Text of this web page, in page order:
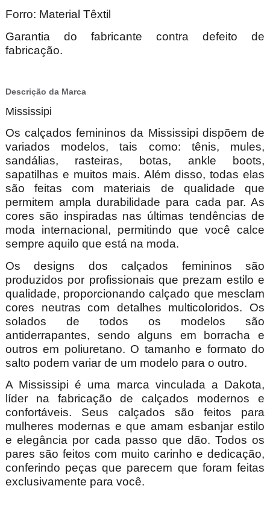
Forro: Material Têxtil
Garantia do fabricante contra defeito de
fabricação.
Descrição da Marca
Mississipi
Os calçados femininos da Mississipi dispõem de
variados modelos, tais como: tênis, mules,
sandálias, rasteiras, botas, ankle boots,
sapatilhas e muitos mais. Além disso, todas elas
são feitas com materiais de qualidade que
permitem ampla durabilidade para cada par. As
cores são inspiradas nas últimas tendências de
moda internacional, permitindo que você calce
sempre aquilo que está na moda.
Os designs dos calçados femininos são
produzidos por profissionais que prezam estilo e
qualidade, proporcionando calçado que mesclam
cores neutras com detalhes multicoloridos. Os
solados de todos os modelos são
antiderrapantes, sendo alguns em borracha e
outros em poliuretano. O tamanho e formato do
salto podem variar de um modelo para o outro.
A Mississipi é uma marca vinculada a Dakota,
líder na fabricação de calçados modernos e
confortáveis. Seus calçados são feitos para
mulheres modernas e que amam esbanjar estilo
e elegância por cada passo que dão. Todos os
pares são feitos com muito carinho e dedicação,
conferindo peças que parecem que foram feitas
exclusivamente para você.